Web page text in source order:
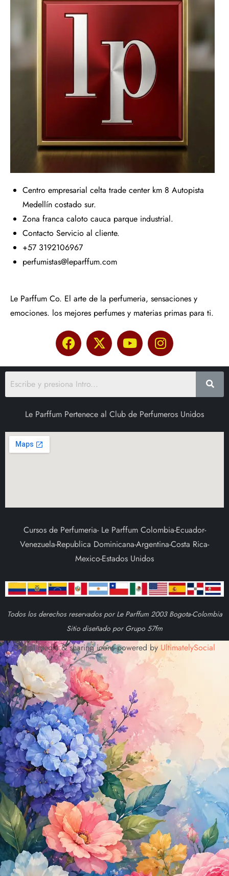
Centro empresarial celta trade center km 8 Autopista
Medellín costado sur.
Zona franca caloto cauca parque industrial.
Contacto Servicio al cliente.
+57 3192106967
perfumistas@leparffum.com
Le Parffum Co. El arte de la perfumeria, sensaciones y
emociones. los mejores perfumes y materias primas para ti.
Le Parffum Pertenece al Club de Perfumeros Unidos
Cursos de Perfumeria- Le Parffum Colombia-Ecuador-
Venezuela-Republica Dominicana-Argentina-Costa Rica-
Mexico-Estados Unidos
Todos los derechos reservados por Le Parffum 2003 Bogota-Colombia
Sitio diseñado por Grupo 57fm
Social media & sharing icons powered by UltimatelySocial